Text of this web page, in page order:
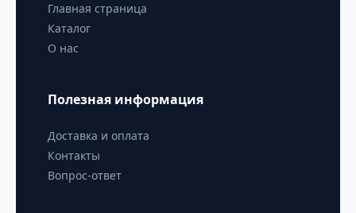
Главная страница
Каталог
О нас
Полезная информация
Доставка и оплата
Контакты
Вопрос-ответ